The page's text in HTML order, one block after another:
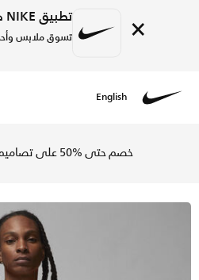
× تطبيق NIKE هنا!
تسوق ملابس
English
خصم حتى %50 على تصاميم مختارة.